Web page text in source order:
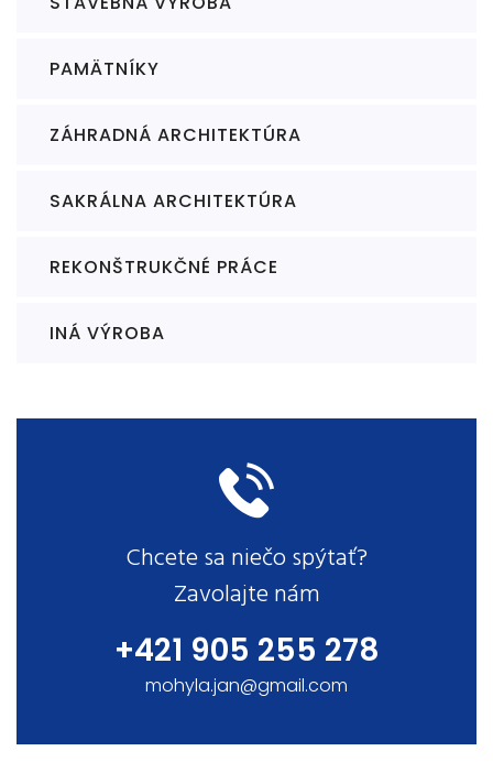
PAMÄTNÍKY
ZÁHRADNÁ ARCHITEKTÚRA
SAKRÁLNA ARCHITEKTÚRA
REKONŠTRUKČNÉ PRÁCE
INÁ VÝROBA
Chcete sa niečo spýtať?
Zavolajte nám
+421 905 255 278
mohyla.jan@gmail.com